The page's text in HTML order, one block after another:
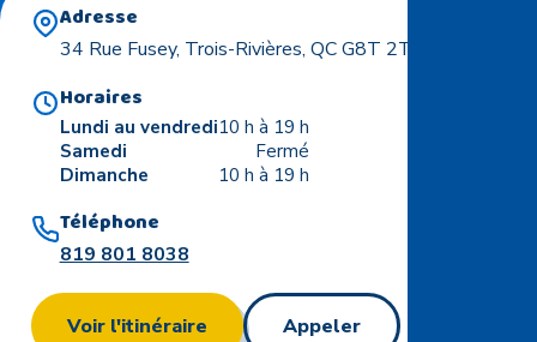
Adresse
34 Rue Fusey, Trois-Rivières, QC G8T 2T5
Horaires
Lundi au vendredi10 h à 19 h
Samedi
Fermé
Dimanche
10 h à 19 h
Téléphone
819 801 8038
Voir l'itinéraire Appeler